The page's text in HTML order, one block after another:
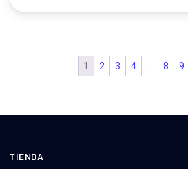
1 2 3 4 8 9
TIENDA